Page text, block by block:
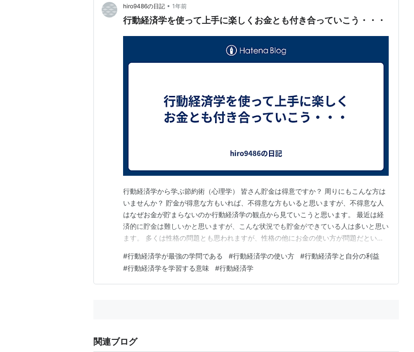
hiro9486の日記 • 1年前
行動経済学を使って上手に楽しくお金とも付き合っていこう・・・
行動経済学から学ぶ節約術（心理学） 皆さん貯金は得意ですか？ 周りにもこんな方は
いませんか？ 貯金が得意な方もいれば、不得意な方もいると思いますが、不得意な人
はなぜお金が貯まらないのか行動経済学の観点から見ていこうと思います。 最近は経
済的に貯金は難しいかと思いますが、こんな状況でも貯金ができている人は多いと思い
ます。 多くは性格の問題とも思われますが、性格の他にお金の使い方が問題だという
分の欲望を満たすため、買い物や、飲み会など好きな事にまずはお金を使ってしまう。
（今を優先にしています） 一方貯金ができる方は給料日…
#行動経済学が最強の学問である #行動経済学の使い方 #行動経済学と自分の利益
#行動経済学を学習する意味 #行動経済学
関連ブログ